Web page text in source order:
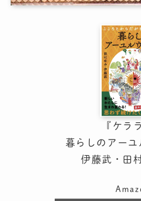
『ケラ
暮らしのアーユ
伊藤武・田